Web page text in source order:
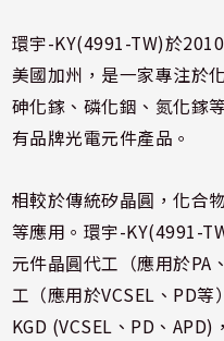
環宇-KY(4991-TW)於
美國加州，是一家專注於
砷化鎵、磷化銦、氮化鎵
有品牌光電元件產品。
相較於傳統矽晶圓，化合
等應用。環宇-KY(4991-
元件晶圓代工（應用於PA
工（應用於VCSEL、PD
KGD (VCSEL、PD、